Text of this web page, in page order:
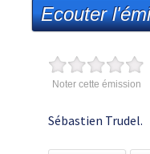
Ecouter
Noter cette émission
Sébastien Trudel.